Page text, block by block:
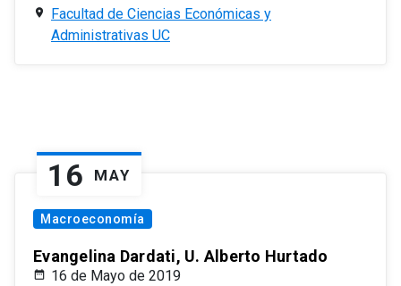
Facultad de Ciencias Económicas y
Administrativas UC
16 MAY
Macroeconomía
Evangelina Dardati, U. Alberto Hurtado
16 de Mayo de 2019